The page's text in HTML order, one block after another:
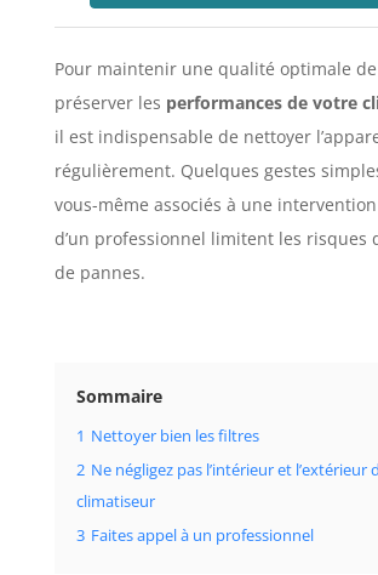
Pour maintenir une qualité optimale de
préserver les performances de votre
il est indispensable de nettoyer
régulièrement. Quelques gestes
vous-même associés à une
d’un professionnel limitent les risques
de pannes.
Sommaire
1 Nettoyer bien les filtres
2 Ne négligez pas l’intérieur et l’extérieur
climatiseur
3 Faites appel à un professionnel